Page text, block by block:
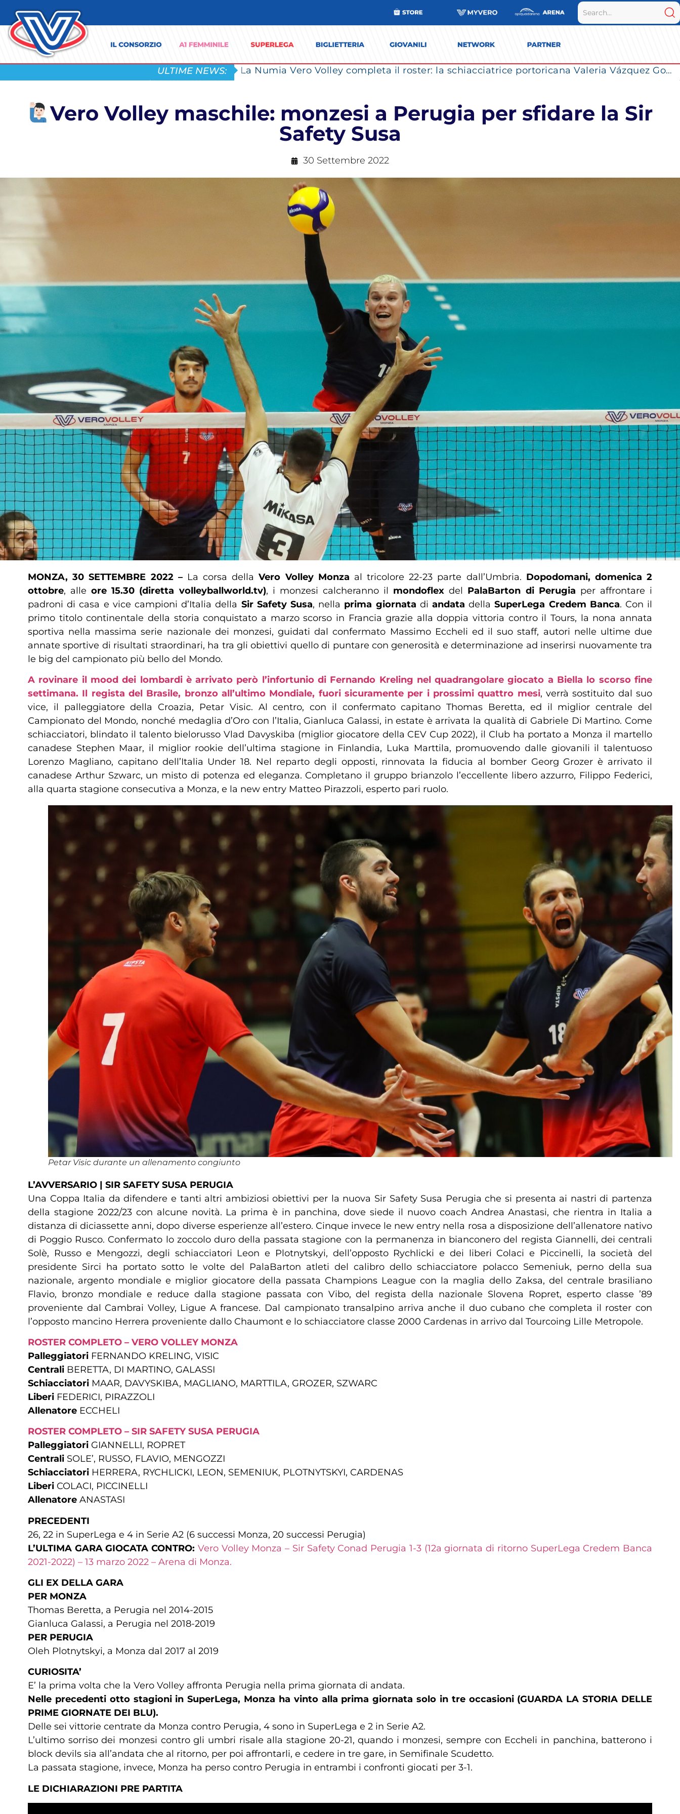
ULTIME NEWS: La Numia Vero Volley completa il roster: la schiacciatrice portoricana Valeria Vázquez Gomez è l’ultimo innesto di Milano per la stagione 2026/2027
Vero Volley maschile: monzesi a Perugia per sfidare la Sir
Safety Susa
30 Settembre 2022
MONZA, 30 SETTEMBRE 2022 –La corsa della Vero Volley Monza al tricolore 22-23 parte dall’Umbria. Dopodomani, domenica 2
ottobre, alleore 15.30 (diretta volleyballworld.tv), i monzesi calcheranno il mondoflexdel PalaBarton di Perugia per affrontare i
padroni di casa e vice campioni d’Italia della Sir Safety Susa, nella prima giornata di andatadellaSuperLega Credem Banca. Con il
primo titolo continentale della storia conquistato a marzo scorso in Francia grazie alla doppia vittoria contro il Tours, la nona annata
sportiva nella massima serie nazionale dei monzesi, guidati dal confermato Massimo Eccheli ed il suo staff, autori nelle ultime due
annate sportive di risultati straordinari, ha tra gli obiettivi quello di puntare con generosità e determinazione ad inserirsi nuovamente tra
le big del campionato più bello del Mondo.
A rovinare il mood dei lombardi è arrivato però l’infortunio di Fernando Kreling nel quadrangolare giocato a Biella lo scorso fine
settimana. Il regista del Brasile, bronzo all’ultimo Mondiale, fuori sicuramente per i prossimi quattro mesi, verrà sostituito dal suo
vice, il palleggiatore della Croazia, Petar Visic. Al centro, con il confermato capitano Thomas Beretta, ed il miglior centrale del
Campionato del Mondo, nonché medaglia d’Oro con l’Italia, Gianluca Galassi, in estate è arrivata la qualità di Gabriele Di Martino. Come
schiacciatori, blindato il talento bielorusso Vlad Davyskiba (miglior giocatore della CEV Cup 2022), il Club ha portato a Monza il martello
canadese Stephen Maar, il miglior rookie dell’ultima stagione in Finlandia, Luka Marttila, promuovendo dalle giovanili il talentuoso
Lorenzo Magliano, capitano dell’Italia Under 18. Nel reparto degli opposti, rinnovata la fiducia al bomber Georg Grozer è arrivato il
canadese Arthur Szwarc, un misto di potenza ed eleganza. Completano il gruppo brianzolo l’eccellente libero azzurro, Filippo Federici,
alla quarta stagione consecutiva a Monza, e la new entry Matteo Pirazzoli, esperto pari ruolo.
Petar Visic durante un allenamento congiunto
L’AVVERSARIO | SIR SAFETY SUSA PERUGIA
Una Coppa Italia da difendere e tanti altri ambiziosi obiettivi per la nuova Sir Safety Susa Perugia che si presenta ai nastri di partenza
della stagione 2022/23 con alcune novità. La prima è in panchina, dove siede il nuovo coach Andrea Anastasi, che rientra in Italia a
distanza di diciassette anni, dopo diverse esperienze all’estero. Cinque invece le new entry nella rosa a disposizione dell’allenatore nativo
di Poggio Rusco. Confermato lo zoccolo duro della passata stagione con la permanenza in bianconero del regista Giannelli, dei centrali
Solè, Russo e Mengozzi, degli schiacciatori Leon e Plotnytskyi, dell’opposto Rychlicki e dei liberi Colaci e Piccinelli, la società del
presidente Sirci ha portato sotto le volte del PalaBarton atleti del calibro dello schiacciatore polacco Semeniuk, perno della sua
nazionale, argento mondiale e miglior giocatore della passata Champions League con la maglia dello Zaksa, del centrale brasiliano
Flavio, bronzo mondiale e reduce dalla stagione passata con Vibo, del regista della nazionale Slovena Ropret, esperto classe ’89
proveniente dal Cambrai Volley, Ligue A francese. Dal campionato transalpino arriva anche il duo cubano che completa il roster con
l’opposto mancino Herrera proveniente dallo Chaumont e lo schiacciatore classe 2000 Cardenas in arrivo dal Tourcoing Lille Metropole.
ROSTER COMPLETO – VERO VOLLEY MONZA
Palleggiatori FERNANDO KRELING, VISIC
Centrali BERETTA, DI MARTINO, GALASSI
Schiacciatori MAAR, DAVYSKIBA, MAGLIANO, MARTTILA, GROZER, SZWARC
Liberi FEDERICI, PIRAZZOLI
Allenatore ECCHELI
ROSTER COMPLETO – SIR SAFETY SUSA PERUGIA
Palleggiatori GIANNELLI, ROPRET
Centrali SOLE’, RUSSO, FLAVIO, MENGOZZI
Schiacciatori HERRERA, RYCHLICKI, LEON, SEMENIUK, PLOTNYTSKYI, CARDENAS
Liberi COLACI, PICCINELLI
Allenatore ANASTASI
PRECEDENTI
26, 22 in SuperLega e 4 in Serie A2 (6 successi Monza, 20 successi Perugia)
L’ULTIMA GARA GIOCATA CONTRO: Vero Volley Monza – Sir Safety Conad Perugia 1-3 (12a giornata di ritorno SuperLega Credem Banca
2021-2022) – 13 marzo 2022 – Arena di Monza.
GLI EX DELLA GARA
PER MONZA
Thomas Beretta, a Perugia nel 2014-2015
Gianluca Galassi, a Perugia nel 2018-2019
PER PERUGIA
Oleh Plotnytskyi, a Monza dal 2017 al 2019
CURIOSITA’
E’ la prima volta che la Vero Volley affronta Perugia nella prima giornata di andata.
Nelle precedenti otto stagioni in SuperLega, Monza ha vinto alla prima giornata solo in tre occasioni (GUARDA LA STORIA DELLE
PRIME GIORNATE DEI BLU).
Delle sei vittorie centrate da Monza contro Perugia, 4 sono in SuperLega e 2 in Serie A2.
L’ultimo sorriso dei monzesi contro gli umbri risale alla stagione 20-21, quando i monzesi, sempre con Eccheli in panchina, batterono i
block devils sia all’andata che al ritorno, per poi affrontarli, e cedere in tre gare, in Semifinale Scudetto.
La passata stagione, invece, Monza ha perso contro Perugia in entrambi i confronti giocati per 3-1.
LE DICHIARAZIONI PRE PARTITA